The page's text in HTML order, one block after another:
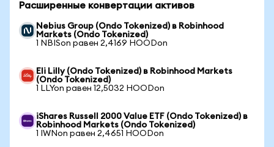
Расширенные конвертации активов
Nebius Group (Ondo Tokenized) в Robinhood
Markets (Ondo Tokenized)
1 NBISon равен 2,4169 HOODon
Eli Lilly (Ondo Tokenized) в Robinhood Markets
(Ondo Tokenized)
1 LLYon равен 12,5032 HOODon
iShares Russell 2000 Value ETF (Ondo Tokenized) в
Robinhood Markets (Ondo Tokenized)
1 IWNon равен 2,4651 HOODon